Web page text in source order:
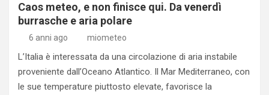
Caos meteo, e non finisce qui. Da venerdì
burrasche e aria polare
6 anni ago miometeo
L’Italia è interessata da una circolazione di aria instabile
proveniente dall’Oceano Atlantico. Il Mar Mediterraneo, con
le sue temperature piuttosto elevate, favorisce la